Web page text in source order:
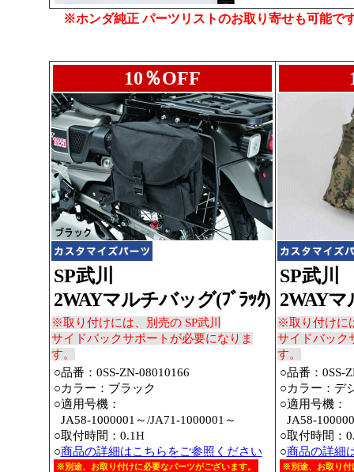
※ホンダ純正 パーツリストのお取り寄せも可能で
10％OFF
SP武川
2WAYマルチバッグ(ﾌﾞﾗｯｸ)
※取り付けには、別売の SP武川
サイドバックサポートが必要になりま
す。
○品番：0SS-ZN-08010166
○カラー：ブラック
○適用号機：
JA58-1000001～/JA71-1000001～
○取付時間：0.1H
○商品の詳細はこちらをご参照ください
※別途、お取り付けに必要なパーツがございます。
SP武川
2WAY
※取り付けに
サイドバック
す。
○品番：0SS-
○カラー：デ
○適用号機：
JA58-
○取付時間：
○商品の詳細
※別途、お取り付